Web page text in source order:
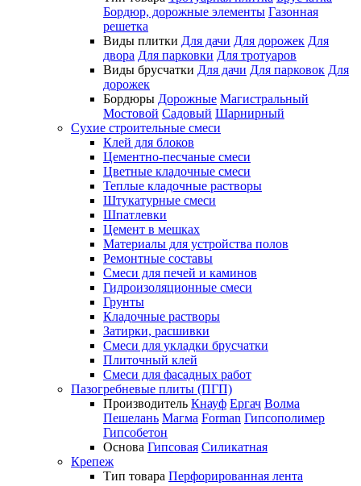
Бордюр, дорожные элементы Газонная
решетка
Виды плитки Для дачи Для дорожек Для
двора Для парковки Для тротуаров
Виды брусчатки Для дачи Для парковок Для
дорожек
Бордюры Дорожные Магистральный
Мостовой Садовый Шарнирный
Сухие строительные смеси
Клей для блоков
Цементно-песчаные смеси
Цветные кладочные смеси
Теплые кладочные растворы
Штукатурные смеси
Шпатлевки
Цемент в мешках
Материалы для устройства полов
Ремонтные составы
Смеси для печей и каминов
Гидроизоляционные смеси
Грунты
Кладочные растворы
Затирки, расшивки
Смеси для укладки брусчатки
Плиточный клей
Смеси для фасадных работ
Пазогребневые плиты (ПГП)
Производитель Кнауф Ергач Волма
Пешелань Магма Forman Гипсополимер
Гипсобетон
Основа Гипсовая Силикатная
Крепеж
Тип товара Перфорированная лента